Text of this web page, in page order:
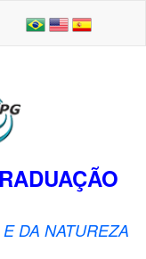
DA NATUREZA